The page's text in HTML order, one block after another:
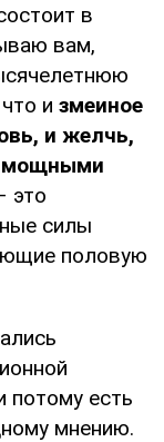
в
вам,
и змеиное
и желчь,
мощными
это
силы
половую
потому есть
мнению.